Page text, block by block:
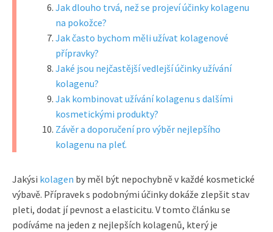
Jak dlouho trvá, než se projeví účinky kolagenu
na pokožce?
Jak často bychom měli užívat kolagenové
přípravky?
Jaké jsou nejčastější vedlejší účinky užívání
kolagenu?
Jak kombinovat užívání kolagenu s dalšími
kosmetickými produkty?
Závěr a doporučení pro výběr nejlepšího
kolagenu na pleť.
Jakýsi kolagen by měl být nepochybně v každé kosmetické
výbavě. Přípravek s podobnými účinky dokáže zlepšit stav
pleti, dodat jí pevnost a elasticitu. V tomto článku se
podíváme na jeden z nejlepších kolagenů, který je